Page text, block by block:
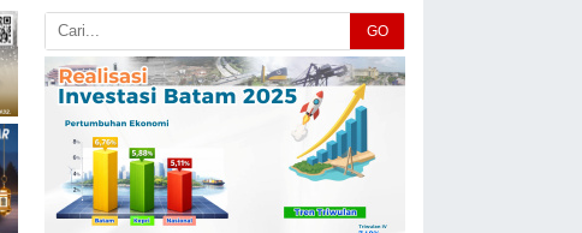
GO